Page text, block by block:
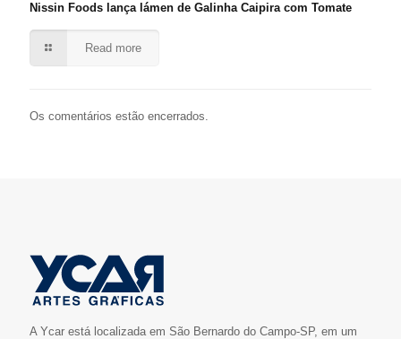
Nissin Foods lança lámen de Galinha Caipira com Tomate
Read more
Os comentários estão encerrados.
A Ycar está localizada em São Bernardo do Campo-SP, em um